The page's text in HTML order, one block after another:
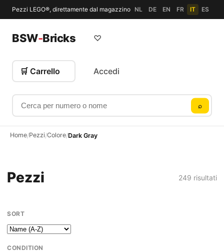
Pezzi LEGO®, direttamente dal magazzino NL DE EN FR IT ES
BSW-Bricks
Cerca per numero o nome
⌕
♡
🛒 Carrello Accedi
Home/Pezzi/Colore/Dark Gray
Pezzi 249 risultati
SORT
CONDITION